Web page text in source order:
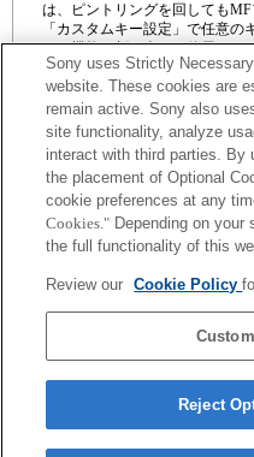
は、ピントリングを回しても
「カスタムキー設定」で任意
ト」機能を割り当てて使用して
プレスリリース
ご利用条件
環境情報
クッキーポリシー
Sony uses Strictly
website. These cookies are
remain active. Sony also
site functionality, analyze
interact with third parties. By
the placement of Optional
cookie preferences at any
Cookies." Depending on your
the full functionality of this
Review our Cookie Policy
Reject